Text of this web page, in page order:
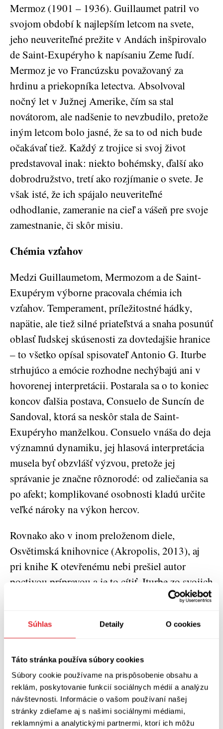
Súhlas Detaily O cookies
Táto stránka používa súbory cookies
Súbory cookie používame na prispôsobenie obsahu a
reklám, poskytovanie funkcií sociálnych médií a analýzu
návštevnosti. Informácie o vašom používaní našej
stránky zdieľame aj s našimi sociálnymi médiami,
reklamnými a analytickými partnermi, ktorí ich môžu
Mermoz (1901 – 1936). Guillaumet patril vo
svojom období k najlepším letcom na svete,
jeho neuveriteľné prežite v Andách inšpirovalo
de Saint-Exupéryho k napísaniu Zeme ľudí.
Mermoz je vo Francúzsku považovaný za
hrdinu a priekopníka letectva. Absolvoval
nočný let v Južnej Amerike, čím sa stal
novátorom, ale nadšenie to nevzbudilo, pretože
iným letcom bolo jasné, že sa to od nich bude
očakávať tiež. Každý z trojice si svoj život
predstavoval inak: niekto bohémsky, ďalší ako
dobrodružstvo, tretí ako rozjímanie o svete. Je
však isté, že ich spájalo neuveriteľné
odhodlanie, zameranie na cieľ a vášeň pre svoje
zamestnanie, či skôr misiu.
Chémia vzťahov
Medzi Guillaumetom, Mermozom a de Saint-
Exupérym výborne pracovala chémia ich
vzťahov. Temperament, príležitostné hádky,
napätie, ale tiež silné priateľstvá a snaha posunúť
oblasť ľudskej skúsenosti za dovtedajšie hranice
– to všetko opísal spisovateľ Antonio G. Iturbe
strhujúco a emócie rozhodne nechýbajú ani v
hovorenej interpretácii. Postarala sa o to koniec
koncov ďalšia postava, Consuelo de Suncín de
Sandoval, ktorá sa neskôr stala de Saint-
Exupéryho manželkou. Consuelo vnáša do deja
významnú dynamiku, jej hlasová interpretácia
musela byť obzvlášť výzvou, pretože jej
správanie je značne rôznorodé: od zaliečania sa
po afekt; komplikované osobnosti kladú určite
veľké nároky na výkon hercov.
Rovnako ako v inom preloženom diele,
Osvětimská knihovnice (Akropolis, 2013), aj
pri knihe K otevřenému nebi prešiel autor
poctivou prípravou a je to cítiť. Iturbe zo svojich
postáv nerobí neomylných mužov. Počas
istým spôsobom zahľadený do seba a na vlastné
ktorí ostali na zemi, zatiaľ čo letci podnikali
výpravy ohrozujúceživot. Sláva alebo uznanie
prvenstva nemotivovali letcov viac ako
nariadenia alebo prosby. Skôr išlo o akúsi
vzájomnú spriaznenosť a pocit slobody, ktorý